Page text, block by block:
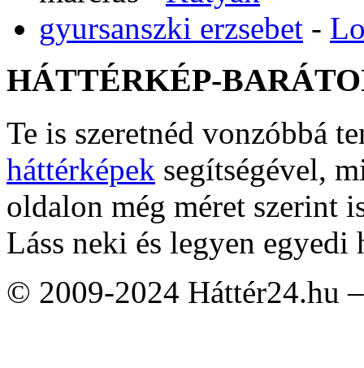
gyursanszki erzsebet -
HÁTTÉRKÉP-
Te is szeretnéd vonzóbbá
háttérképek segítségével,
oldalon még méret szerint
Láss neki és legyen egyedi
© 2009-2024 Háttér24.hu